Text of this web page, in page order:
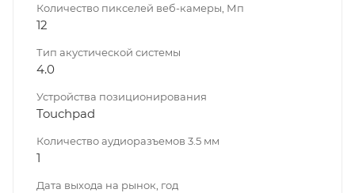
Количество пикселей веб-камеры, Мп
12
Тип акустической системы
4.0
Устройства позиционирования
Touchpad
Количество аудиоразъемов 3.5 мм
1
Дата выхода на рынок, год